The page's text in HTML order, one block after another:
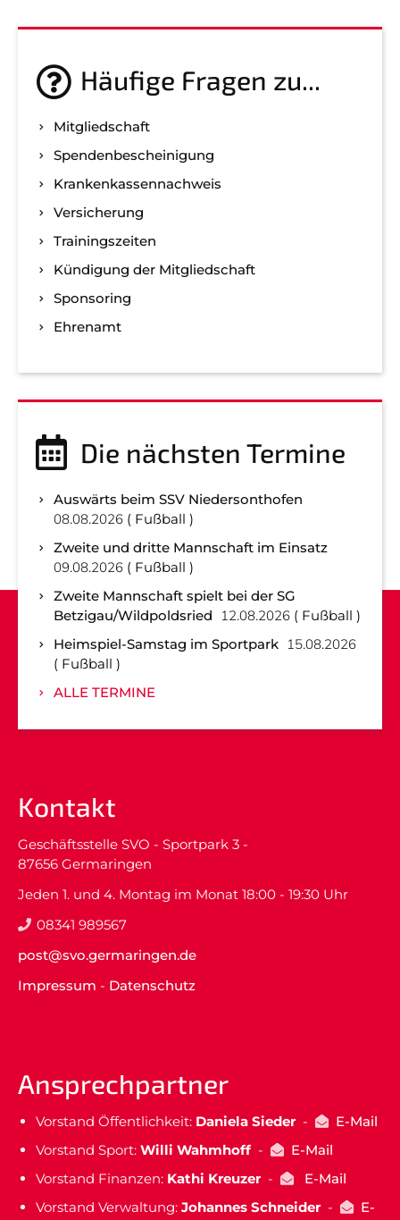
Häufige Fragen zu...
Mitgliedschaft
Spenden­bescheinigung
Kranken­kassen­nachweis
Versicherung
Trainingszeiten
Kündigung der Mitgliedschaft
Sponsoring
Ehrenamt
Die nächsten Termine
Auswärts beim SSV Niedersonthofen
08.08.2026
Fußball
Zweite und dritte Mannschaft im Einsatz
09.08.2026
Fußball
Zweite Mannschaft spielt bei der SG
Betzigau/Wildpoldsried
12.08.2026
Fußball
Heimspiel-Samstag im Sportpark 15.08.2026
Fußball
ALLE TERMINE
Kontakt
Geschäftsstelle SVO - Sportpark 3 -
87656 Germaringen
Jeden 1. und 4. Montag im Monat 18:00 - 19:30 Uhr
08341 989567
post@svo.germaringen.de
Impressum - Datenschutz
Ansprechpartner
Vorstand Öffentlichkeit: Daniela Sieder-
E-Mail
Vorstand Sport: Willi Wahmhoff-
E-Mail
Vorstand Finanzen: Kathi Kreuzer-
E-Mail
Vorstand Verwaltung: Johannes Schneider -
E-